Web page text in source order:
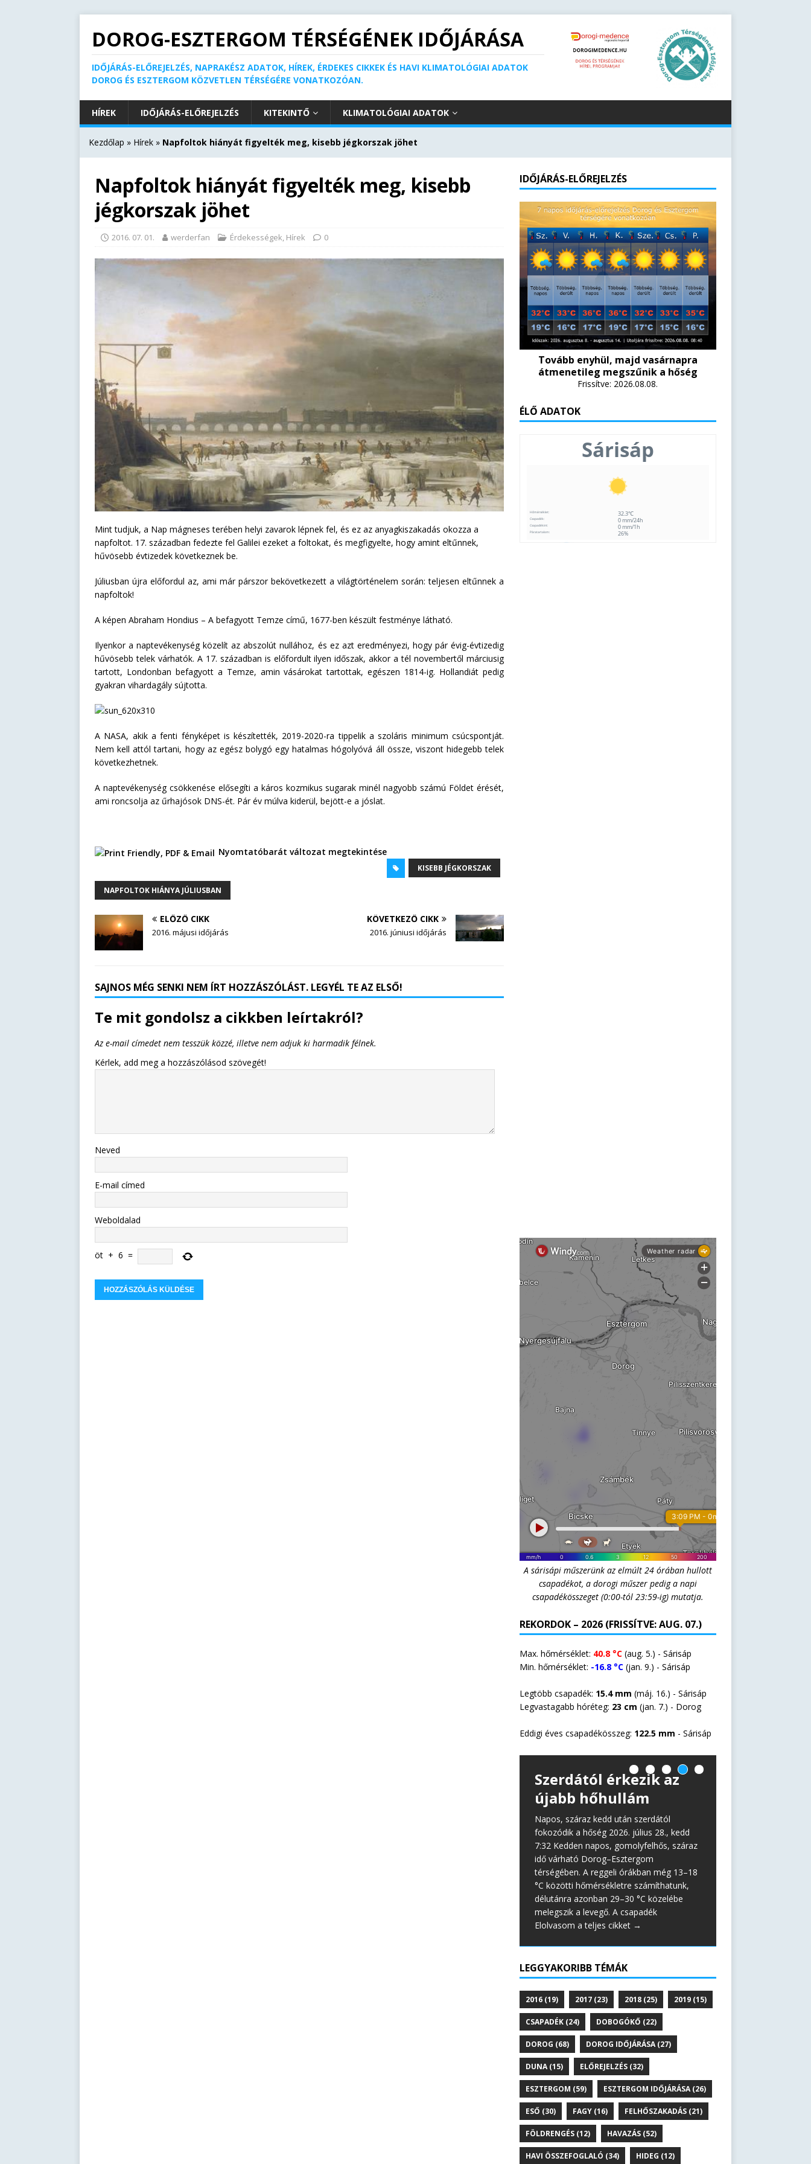
DOROG-ESZTERGOM TÉRSÉGÉNEK IDŐJÁRÁSA
IDŐJÁRÁS-ELŐREJELZÉS, NAPRAKÉSZ ADATOK, HÍREK, ÉRDEKES CIKKEK ÉS HAVI KLIMATOLÓGIAI ADATOK
DOROG ÉS ESZTERGOM KÖZVETLEN TÉRSÉGÉRE VONATKOZÓAN.
HÍREK IDŐJÁRÁS-ELŐREJELZÉS KITEKINTŐ KLIMATOLÓGIAI ADATOK
Kezdőlap » Hírek » Napfoltok hiányát figyelték meg, kisebb jégkorszak jöhet
Napfoltok hiányát figyelték meg, kisebb
jégkorszak jöhet
2016. 07. 01. werderfan Érdekességek, Hírek 0
Mint tudjuk, a Nap mágneses terében helyi zavarok lépnek fel, és ez az anyagkiszakadás okozza a
napfoltot. 17. században fedezte fel Galilei ezeket a foltokat, és megfigyelte, hogy amint eltűnnek,
hűvösebb évtizedek következnek be.
Júliusban újra előfordul az, ami már párszor bekövetkezett a világtörténelem során: teljesen eltűnnek a
napfoltok!
A képen Abraham Hondius – A befagyott Temze című, 1677-ben készült festménye látható.
Ilyenkor a naptevékenység közelít az abszolút nullához, és ez azt eredményezi, hogy pár évig-évtizedig
hűvösebb telek várhatók. A 17. században is előfordult ilyen időszak, akkor a tél novembertől márciusig
tartott, Londonban befagyott a Temze, amin vásárokat tartottak, egészen 1814-ig. Hollandiát pedig
gyakran vihardagály sújtotta.
A NASA, akik a fenti fényképet is készítették, 2019-2020-ra tippelik a szoláris minimum csúcspontját.
Nem kell attól tartani, hogy az egész bolygó egy hatalmas hógolyóvá áll össze, viszont hidegebb telek
következhetnek.
A naptevékenység csökkenése elősegíti a káros kozmikus sugarak minél nagyobb számú Földet érését,
ami roncsolja az űrhajósok DNS-ét. Pár év múlva kiderül, bejött-e a jóslat.
Nyomtatóbarát változat megtekintése
KISEBB JÉGKORSZAK
NAPFOLTOK HIÁNYA JÚLIUSBAN
ELŐZŐ CIKK
2016. májusi időjárás
KÖVETKEZŐ CIKK
2016. júniusi időjárás
SAJNOS MÉG SENKI NEM ÍRT HOZZÁSZÓLÁST. LEGYÉL TE AZ ELSŐ!
Te mit gondolsz a cikkben leírtakról?
Az e-mail címedet nem tesszük közzé, illetve nem adjuk ki harmadik félnek.
Kérlek, add meg a hozzászólásod szövegét!
Neved
E-mail címed
Weboldalad
öt + 6 =
IDŐJÁRÁS-ELŐREJELZÉS
Tovább enyhül, majd vasárnapra
átmenetileg megszűnik a hőség
Frissítve: 2026.08.08.
ÉLŐ ADATOK
A sárisápi műszerünk az elmúlt 24 órában hullott
csapadékot, a dorogi műszer pedig a napi
csapadékösszeget (0:00-tól 23:59-ig) mutatja.
REKORDOK – 2026 (FRISSÍTVE: AUG. 07.)
Max. hőmérséklet: 40.8 °C(aug. 5.) - Sárisáp
Min. hőmérséklet: -16.8 °C(jan. 9.) - Sárisáp
Legtöbb csapadék: 15.4 mm (máj. 16.) - Sárisáp
Legvastagabb hóréteg: 23 cm (jan. 7.) - Dorog
Eddigi éves csapadékösszeg: 122.5 mm - Sárisáp
Szerdától érkezik az
újabb hőhullám
Napos, száraz kedd után szerdától
fokozódik a hőség 2026. július 28., kedd
7:32 Kedden napos, gomolyfelhős, száraz
idő várható Dorog–Esztergom
térségében. A reggeli órákban még 13–18
°C közötti hőmérsékletre számíthatunk,
délutánra azonban 29–30 °C közelébe
melegszik a levegő. A csapadék
Elolvasom a teljes cikket →
LEGGYAKORIBB TÉMÁK
2016(19) 2017(23) 2018(25) 2019(15)
CSAPADÉK(24) DOBOGÓKŐ (22)
DOROG (68) DOROG IDŐJÁRÁSA(27)
DUNA(15) ELŐREJELZÉS(32)
ESZTERGOM (59) ESZTERGOM IDŐJÁRÁSA(26)
ESŐ (30) FAGY(16) FELHŐSZAKADÁS(21)
FÖLDRENGÉS(12) HAVAZÁS(52)
HAVI ÖSSZEFOGLALÓ (34) HIDEG (12)